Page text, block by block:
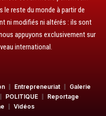
le reste du monde à partir de
ni modifiés ni altérés : ils sont
appuyons exclusivement sur
international.
Entrepreneuriat
Galerie
POLITIQUE
Reportage
Vidéos